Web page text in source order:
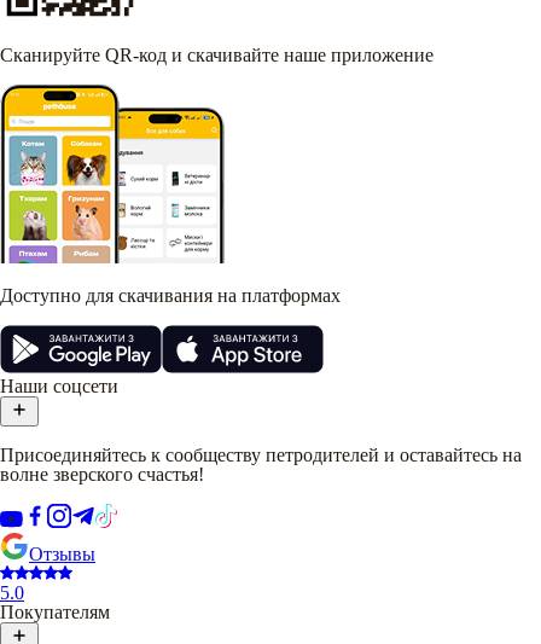
Сканируйте QR-код и скачивайте наше приложение
Доступно для скачивания на платформах
Наши соцсети
Присоединяйтесь к сообществу петродителей и оставайтесь на
волне зверского счастья!
Отзывы
5.0
Покупателям